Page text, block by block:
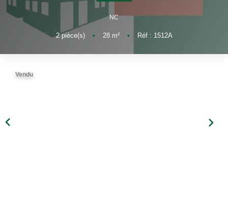
Nos Actualités
NC
2pièce(s) • 28m² • Réf : 1512A
Vendu